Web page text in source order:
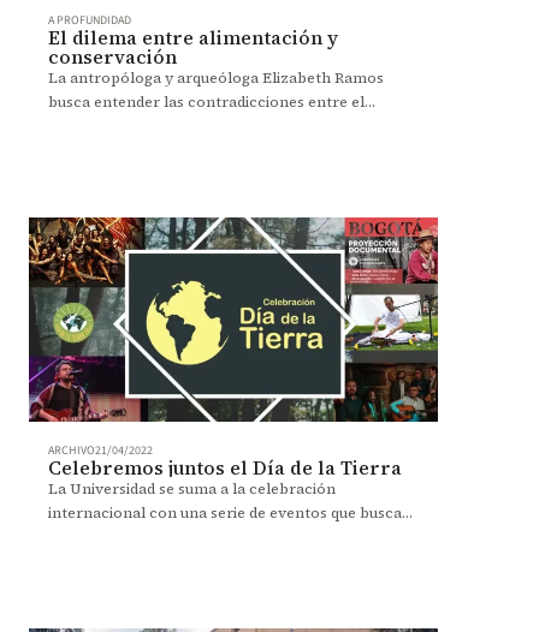
A PROFUNDIDAD
El dilema entre alimentación y
conservación
La antropóloga y arqueóloga Elizabeth Ramos
busca entender las contradicciones entre el
ARCHIVO21/04/2022
Celebremos juntos el Día de la Tierra
La Universidad se suma a la celebración
internacional con una serie de eventos que buscan